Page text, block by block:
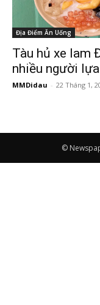
Địa Điểm Ăn Uống
Tàu hủ xe lam
nhiều người
MMDidau - 22 Tháng 1,
©